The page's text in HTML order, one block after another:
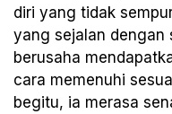
diri yang tidak
yang sejalan dengan
berusaha
cara memenuhi
begitu, ia merasa